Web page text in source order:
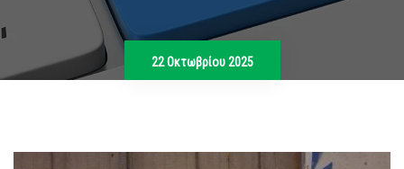
22 Οκτωβρίου 2025